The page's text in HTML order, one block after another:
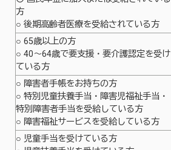
方
○ 後期高齢者医療を受給されている方
○ 65歳以上の方
○ 40～64歳で要支援・要介護認定を受け
ている方
○ 障害者手帳をお持ちの方
○ 特別児童扶養手当・障害児福祉手当・
特別障害者手当を受給している方
○ 障害福祉サービスを受給している方
○ 児童手当を受けている方